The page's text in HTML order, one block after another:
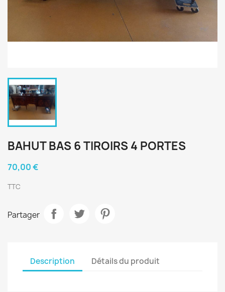
BAHUT BAS 6 TIROIRS 4 PORTES
70,00 €
TTC
Partager
Description Détails du produit